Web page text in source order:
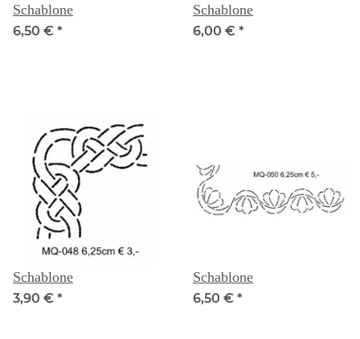
Schablone
6,50 € *
Schablone
6,00 € *
Schablone
3,90 € *
Schablone
6,50 € *